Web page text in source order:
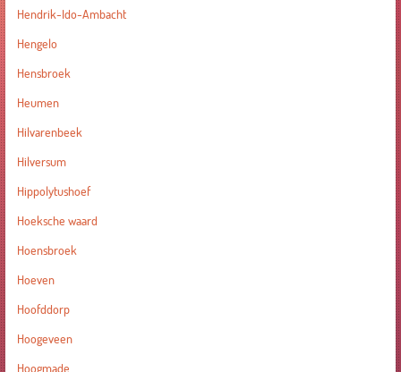
Hendrik-Ido-Ambacht
Hengelo
Hensbroek
Heumen
Hilvarenbeek
Hilversum
Hippolytushoef
Hoeksche waard
Hoensbroek
Hoeven
Hoofddorp
Hoogeveen
Hoogmade